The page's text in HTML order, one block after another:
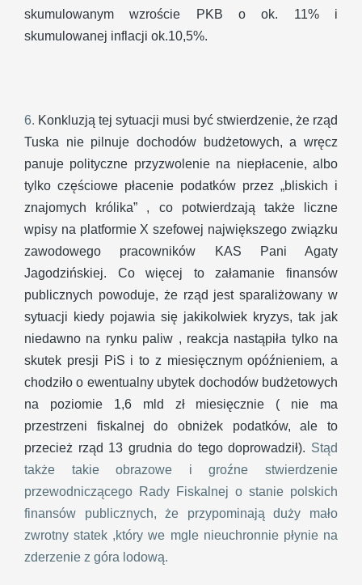
skumulowanym wzroście PKB o ok. 11% i
skumulowanej inflacji ok.10,5%.
6. Konkluzją tej sytuacji musi być stwierdzenie, że rząd
Tuska nie pilnuje dochodów budżetowych, a wręcz
panuje polityczne przyzwolenie na niepłacenie, albo
tylko częściowe płacenie podatków przez „bliskich i
znajomych królika” , co potwierdzają także liczne
wpisy na platformie X szefowej największego związku
zawodowego pracowników KAS Pani Agaty
Jagodzińskiej. Co więcej to załamanie finansów
publicznych powoduje, że rząd jest sparaliżowany w
sytuacji kiedy pojawia się jakikolwiek kryzys, tak jak
niedawno na rynku paliw , reakcja nastąpiła tylko na
skutek presji PiS i to z miesięcznym opóźnieniem, a
chodziło o ewentualny ubytek dochodów budżetowych
na poziomie 1,6 mld zł miesięcznie ( nie ma
przestrzeni fiskalnej do obniżek podatków, ale to
przecież rząd 13 grudnia do tego doprowadził). Stąd
także takie obrazowe i groźne stwierdzenie
przewodniczącego Rady Fiskalnej o stanie polskich
finansów publicznych, że przypominają duży mało
zwrotny statek ,który we mgle nieuchronnie płynie na
zderzenie z góra lodową.